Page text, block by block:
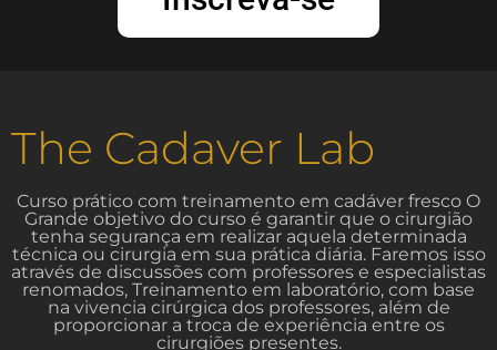
The Cadaver Lab
Curso prático com treinamento em cadáver fresco O
Grande objetivo do curso é garantir que o cirurgião
tenha segurança em realizar aquela determinada
técnica ou cirurgia em sua prática diária. Faremos isso
através de discussões com professores e especialistas
renomados, Treinamento em laboratório, com base
na vivencia cirúrgica dos professores, além de
proporcionar a troca de experiência entre os
cirurgiões presentes.